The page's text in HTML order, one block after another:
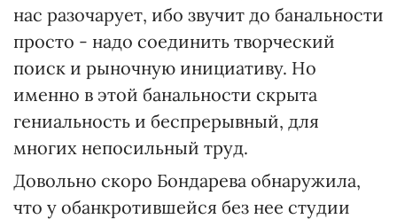
нас разочарует, ибо звучит до банальности
просто - надо соединить творческий
поиск и рыночную инициативу. Но
именно в этой банальности скрыта
гениальность и беспрерывный, для
многих непосильный труд.
Довольно скоро Бондарева обнаружила,
что у обанкротившейся без нее студии